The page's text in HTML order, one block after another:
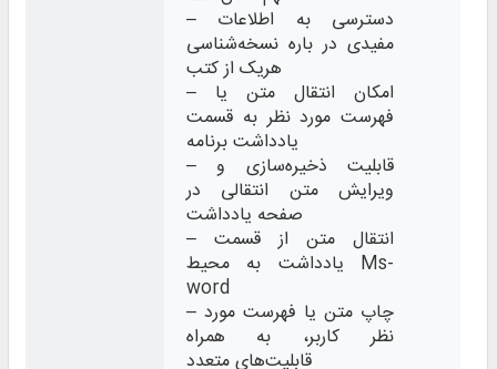
– دسترسی به اطلاعات
مفیدی در باره نسخه‌شناسی
– امکان انتقال متن یا
فهرست مورد نظر به قسمت
– قابلیت ذخیره‌‌سازی و
ویرایش متن انتقالی در
صفحه یادداشت
– انتقال متن از قسمت
یادداشت به محیط Ms-
word
– چاپ متن یا فهرست مورد
نظر کاربر، به همراه